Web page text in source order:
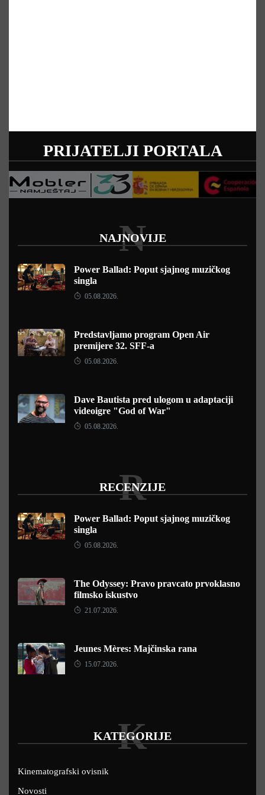
PRIJATELJI PORTALA
NAJNOVIJE
N
Power Ballad: Poput sjajnog muzičkog
singla
05.08.2026.
Predstavljamo program Open Air
premijere 32. SFF-a
05.08.2026.
Dave Bautista pred ulogom u adaptaciji
videoigre "God of War"
05.08.2026.
RECENZIJE
R
Power Ballad: Poput sjajnog muzičkog
singla
05.08.2026.
The Odyssey: Pravo pravcato prvoklasno
filmsko iskustvo
21.07.2026.
Jeunes Mères: Majčinska rana
15.07.2026.
KATEGORIJE
K
Kinematografski ovisnik
Novosti